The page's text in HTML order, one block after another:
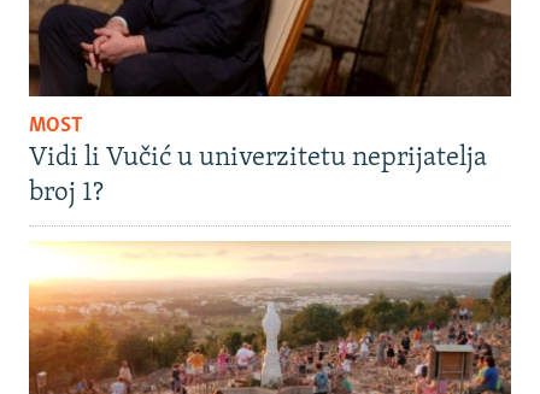
MOST
Vidi li Vučić u univerzitetu neprijatelja
broj 1?